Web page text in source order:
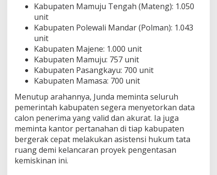
Kabupaten Mamuju Tengah (Mateng): 1.050
unit
Kabupaten Polewali Mandar (Polman): 1.043
unit
Kabupaten Majene: 1.000 unit
Kabupaten Mamuju: 757 unit
Kabupaten Pasangkayu: 700 unit
Kabupaten Mamasa: 700 unit
Menutup arahannya, Junda meminta seluruh
pemerintah kabupaten segera menyetorkan data
calon penerima yang valid dan akurat. Ia juga
meminta kantor pertanahan di tiap kabupaten
bergerak cepat melakukan asistensi hukum tata
ruang demi kelancaran proyek pengentasan
kemiskinan ini.